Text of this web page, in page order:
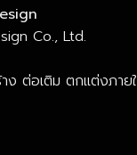
Co., Ltd.
ต่อเติม ตกแต่งภาย